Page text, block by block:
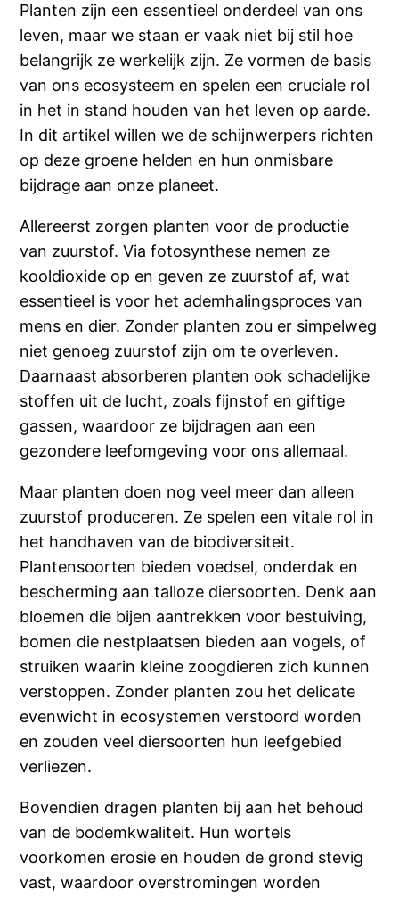
Planten zijn een essentieel onderdeel van ons
leven, maar we staan er vaak niet bij stil hoe
belangrijk ze werkelijk zijn. Ze vormen de basis
van ons ecosysteem en spelen een cruciale rol
in het in stand houden van het leven op aarde.
In dit artikel willen we de schijnwerpers richten
op deze groene helden en hun onmisbare
bijdrage aan onze planeet.
Allereerst zorgen planten voor de productie
van zuurstof. Via fotosynthese nemen ze
kooldioxide op en geven ze zuurstof af, wat
essentieel is voor het ademhalingsproces van
mens en dier. Zonder planten zou er simpelweg
niet genoeg zuurstof zijn om te overleven.
Daarnaast absorberen planten ook schadelijke
stoffen uit de lucht, zoals fijnstof en giftige
gassen, waardoor ze bijdragen aan een
gezondere leefomgeving voor ons allemaal.
Maar planten doen nog veel meer dan alleen
zuurstof produceren. Ze spelen een vitale rol in
het handhaven van de biodiversiteit.
Plantensoorten bieden voedsel, onderdak en
bescherming aan talloze diersoorten. Denk aan
bloemen die bijen aantrekken voor bestuiving,
bomen die nestplaatsen bieden aan vogels, of
struiken waarin kleine zoogdieren zich kunnen
verstoppen. Zonder planten zou het delicate
evenwicht in ecosystemen verstoord worden
en zouden veel diersoorten hun leefgebied
verliezen.
Bovendien dragen planten bij aan het behoud
van de bodemkwaliteit. Hun wortels
voorkomen erosie en houden de grond stevig
vast, waardoor overstromingen worden